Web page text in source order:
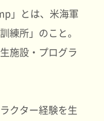
」とは、米海軍
練所」のこと。
施設・プログラ
クター経験を生